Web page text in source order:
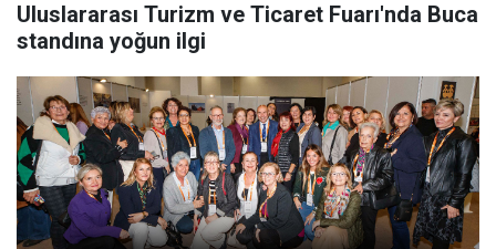
Uluslararası Turizm ve Ticaret Fuarı'nda Buca
standına yoğun ilgi